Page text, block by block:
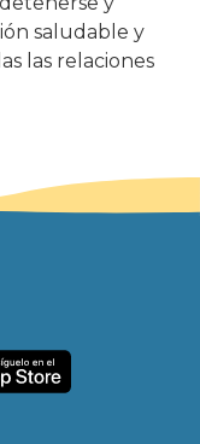
saludable y
las relaciones